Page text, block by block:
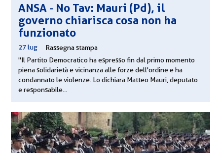
ANSA - No Tav: Mauri (Pd), il
governo chiarisca cosa non ha
funzionato
27 lug
Rassegna stampa
"Il Partito Democratico ha espresso fin dal primo momento
piena solidarietà e vicinanza alle forze dell'ordine e ha
condannato le violenze. Lo dichiara Matteo Mauri, deputato
e responsabile...